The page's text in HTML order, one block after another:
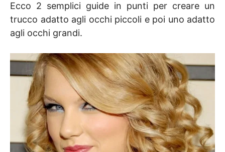
Ecco 2 semplici guide in punti per creare un
trucco adatto agli occhi piccoli e poi uno adatto
agli occhi grandi.